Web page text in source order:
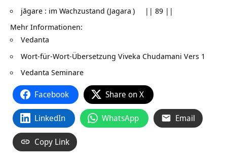
jāgare : im Wachzustand (Jagara ) || 89 ||
Mehr Informationen:
Vedanta
Wort-für-Wort-Übersetzung Viveka Chudamani Vers 1
Vedanta Seminare
Facebook Share on X
LinkedIn WhatsApp Email
Copy Link